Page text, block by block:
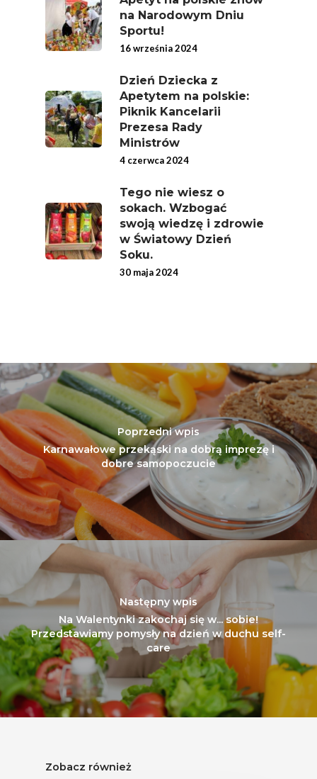
na Narodowym Dniu
Sportu!
16 września 2024
Dzień Dziecka z
Apetytem na polskie:
Piknik Kancelarii
Prezesa Rady
Ministrów
4 czerwca 2024
Tego nie wiesz o
sokach. Wzbogać
swoją wiedzę i zdrowie
w Światowy Dzień
Soku.
30 maja 2024
Poprzedni wpis
Karnawałowe przekąski na dobrą imprezę i
dobre samopoczucie
Następny wpis
Na Walentynki zakochaj się w... sobie!
Przedstawiamy pomysły na dzień w duchu self-
care
Zobacz również
Związek Zawodowy
Rolników Ojczyzna
Branża
Wydarzenia
Badania